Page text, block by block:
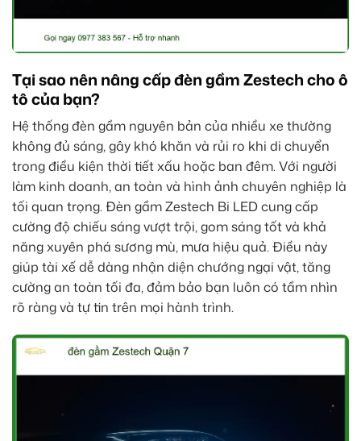
Tại sao nên nâng cấp đèn gầm Zestech cho ô
tô của bạn?
Hệ thống đèn gầm nguyên bản của nhiều xe thường
không đủ sáng, gây khó khăn và rủi ro khi di chuyển
trong điều kiện thời tiết xấu hoặc ban đêm. Với người
làm kinh doanh, an toàn và hình ảnh chuyên nghiệp là
tối quan trọng. Đèn gầm Zestech Bi LED cung cấp
cường độ chiếu sáng vượt trội, gom sáng tốt và khả
năng xuyên phá sương mù, mưa hiệu quả. Điều này
giúp tài xế dễ dàng nhận diện chướng ngại vật, tăng
cường an toàn tối đa, đảm bảo bạn luôn có tầm nhìn
rõ ràng và tự tin trên mọi hành trình.